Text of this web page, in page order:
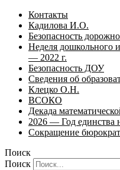
Контакты
Кадилова И.О.
Безопасность
Неделя дошкольного
— 2022 г.
Безопасность ДОУ
Сведения об
Клецко О.Н.
ВСОКО
Декада
2026 — Год единства
Сокращение
Поиск
Поиск